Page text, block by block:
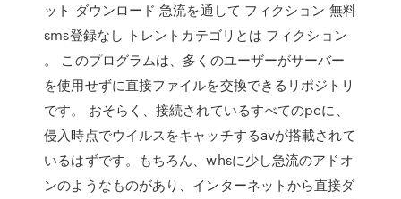
ット ダウンロード 急流を通して フィクション 無料
sms登録なし トレントカテゴリとは フィクション
。 このプログラムは、多くのユーザーがサーバー
を使用せずに直接ファイルを交換できるリポジトリ
です。 おそらく、接続されているすべてのpcに、
侵入時点でウイルスをキャッチするavが搭載されて
いるはずです。もちろん、whsに少し急流のアドオ
ンのようなものがあり、インターネットから直接ダ